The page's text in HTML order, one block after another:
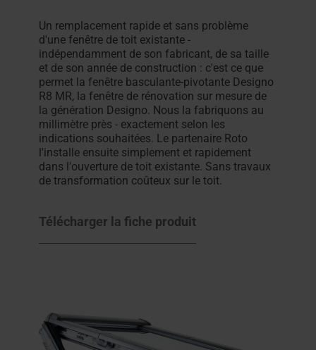
Un remplacement rapide et sans problème
d'une fenêtre de toit existante -
indépendamment de son fabricant, de sa taille
et de son année de construction : c'est ce que
permet la fenêtre basculante-pivotante Designo
R8 MR, la fenêtre de rénovation sur mesure de
la génération Designo. Nous la fabriquons au
millimètre près - exactement selon les
indications souhaitées. Le partenaire Roto
l'installe ensuite simplement et rapidement
dans l'ouverture de toit existante. Sans travaux
de transformation coûteux sur le toit.
Télécharger la fiche produit